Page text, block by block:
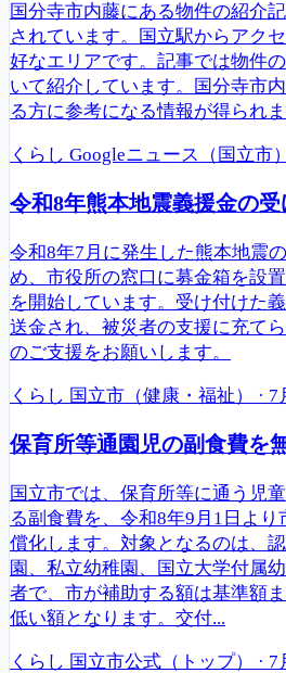
国分寺市内藤にある物件の紹介
されています。国立駅からアク
好なエリアです。記事では物件
いて紹介しています。国分寺市
る方に参考になる情報が得られま
くらし Googleニュース（国立市）
令和8年熊本地震義援金の
令和8年7月に発生した熊本地震
め、市役所の窓口に募金箱を設
を開始しています。受け付けた
送金され、被災者の支援に充て
のご支援をお願いします。
くらし 国立市（健康・福祉） · 7
保育所等通園児の副食費を
国立市では、保育所等に通う児
る副食費を、令和8年9月1日よ
償化します。対象となるのは、
園、私立幼稚園、国立大学付属
者で、市が補助する額は基準額
低い額となります。交付...
くらし 国立市公式（トップ） · 7